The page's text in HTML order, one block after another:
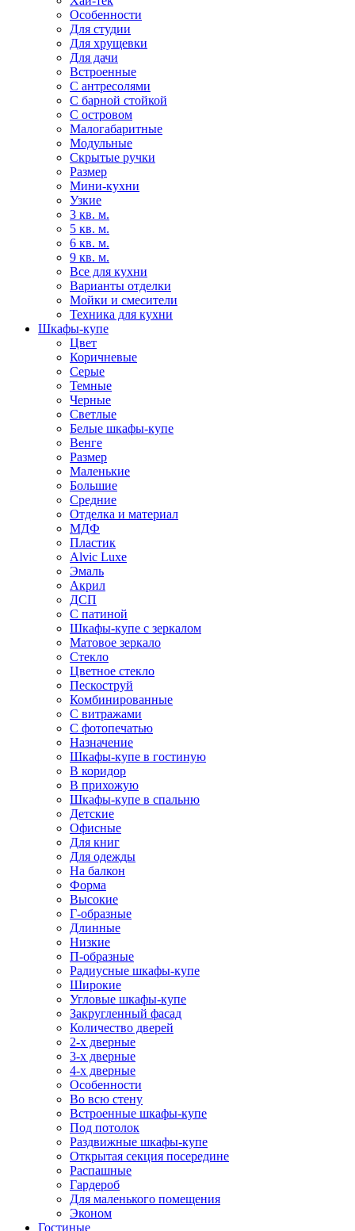
Особенности
Для студии
Для хрущевки
Для дачи
Встроенные
С антресолями
С барной стойкой
С островом
Малогабаритные
Модульные
Скрытые ручки
Размер
Мини-кухни
Узкие
3 кв. м.
5 кв. м.
6 кв. м.
9 кв. м.
Все для кухни
Варианты отделки
Мойки и смесители
Техника для кухни
Шкафы-купе
Цвет
Коричневые
Серые
Темные
Черные
Светлые
Белые шкафы-купе
Венге
Размер
Маленькие
Большие
Средние
Отделка и материал
МДФ
Пластик
Alvic Luxe
Эмаль
Акрил
ДСП
С патиной
Шкафы-купе с зеркалом
Матовое зеркало
Стекло
Цветное стекло
Пескоструй
Комбинированные
С витражами
С фотопечатью
Назначение
Шкафы-купе в гостиную
В коридор
В прихожую
Шкафы-купе в спальню
Детские
Офисные
Для книг
Для одежды
На балкон
Форма
Высокие
Г-образные
Длинные
Низкие
П-образные
Радиусные шкафы-купе
Широкие
Угловые шкафы-купе
Закругленный фасад
Количество дверей
2-х дверные
3-х дверные
4-х дверные
Особенности
Во всю стену
Встроенные шкафы-купе
Под потолок
Раздвижные шкафы-купе
Открытая секция посередине
Распашные
Гардероб
Для маленького помещения
Эконом
Гостиные